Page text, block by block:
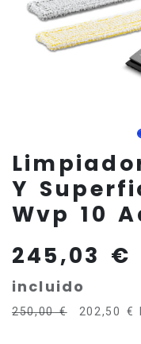
Y
Wvp 10
245,03 €
incluido
250,00€ 202,50 €